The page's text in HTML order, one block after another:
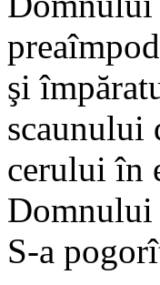
şi
scaunului
cerului în
Domnului
S-a